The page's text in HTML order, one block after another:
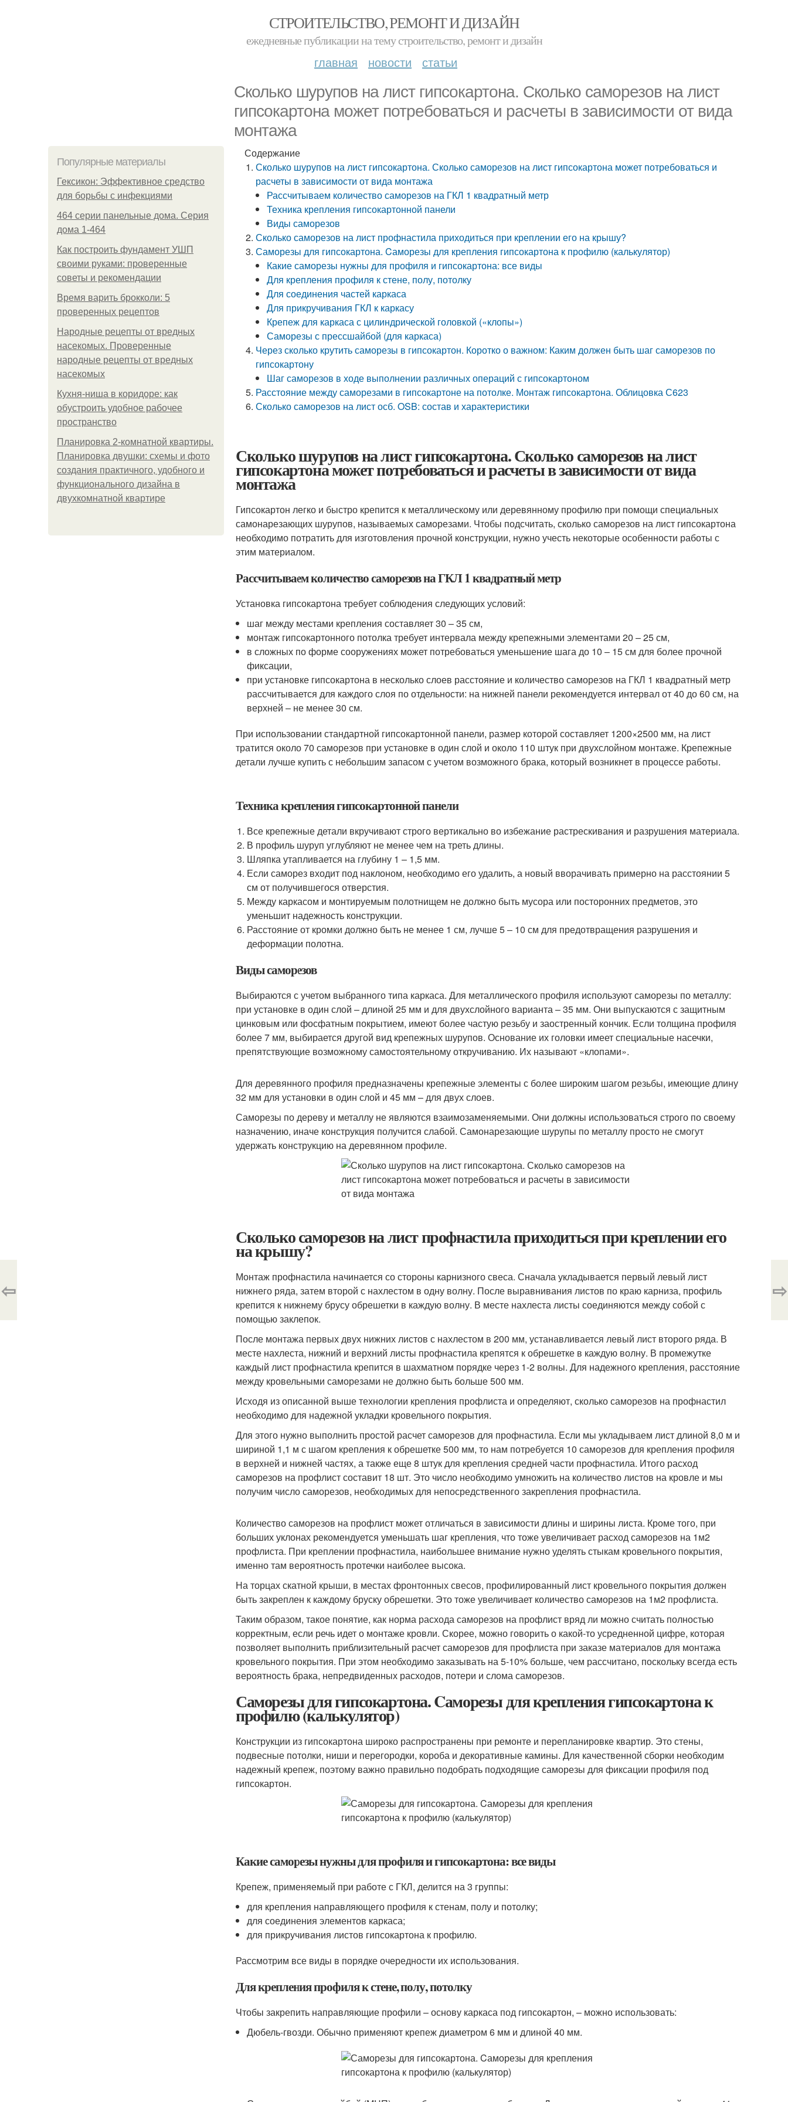
СТРОИТЕЛЬСТВО, РЕМОНТ И ДИЗАЙН
ежедневные публикации на тему строительство, ремонт и дизайн
главная новости статьи
Сколько шурупов на лист гипсокартона. Сколько саморезов на лист
гипсокартона может потребоваться и расчеты в зависимости от вида
монтажа
Популярные материалы
Гексикон: Эффективное средство
для борьбы с инфекциями
464 серии панельные дома. Серия
дома 1-464
Как построить фундамент УШП
своими руками: проверенные
советы и рекомендации
Время варить брокколи: 5
проверенных рецептов
Народные рецепты от вредных
насекомых. Проверенные
народные рецепты от вредных
насекомых
Кухня-ниша в коридоре: как
обустроить удобное рабочее
пространство
Планировка 2-комнатной квартиры.
Планировка двушки: схемы и фото
создания практичного, удобного и
функционального дизайна в
двухкомнатной квартире
Содержание
Сколько шурупов на лист гипсокартона. Сколько саморезов на лист гипсокартона может потребоваться и
расчеты в зависимости от вида монтажа
Рассчитываем количество саморезов на ГКЛ 1 квадратный метр
Техника крепления гипсокартонной панели
Виды саморезов
Сколько саморезов на лист профнастила приходиться при креплении его на крышу?
Саморезы для гипсокартона. Cаморезы для крепления гипсокартона к профилю (калькулятор)
Какие саморезы нужны для профиля и гипсокартона: все виды
Для крепления профиля к стене, полу, потолку
Для соединения частей каркаса
Для прикручивания ГКЛ к каркасу
Крепеж для каркаса с цилиндрической головкой («клопы»)
Саморезы с прессшайбой (для каркаса)
Через сколько крутить саморезы в гипсокартон. Коротко о важном: Каким должен быть шаг саморезов по
гипсокартону
Шаг саморезов в ходе выполнении различных операций с гипсокартоном
Расстояние между саморезами в гипсокартоне на потолке. Монтаж гипсокартона. Облицовка С623
Сколько саморезов на лист осб. OSB: состав и характеристики
Сколько шурупов на лист гипсокартона. Сколько саморезов на лист
гипсокартона может потребоваться и расчеты в зависимости от вида
монтажа
Гипсокартон легко и быстро крепится к металлическому или деревянному профилю при помощи специальных
самонарезающих шурупов, называемых саморезами. Чтобы подсчитать, сколько саморезов на лист гипсокартона
необходимо потратить для изготовления прочной конструкции, нужно учесть некоторые особенности работы с
этим материалом.
Рассчитываем количество саморезов на ГКЛ 1 квадратный метр
Установка гипсокартона требует соблюдения следующих условий:
шаг между местами крепления составляет 30 – 35 см,
монтаж гипсокартонного потолка требует интервала между крепежными элементами 20 – 25 см,
в сложных по форме сооружениях может потребоваться уменьшение шага до 10 – 15 см для более прочной
фиксации,
при установке гипсокартона в несколько слоев расстояние и количество саморезов на ГКЛ 1 квадратный метр
рассчитывается для каждого слоя по отдельности: на нижней панели рекомендуется интервал от 40 до 60 см, на
верхней – не менее 30 см.
При использовании стандартной гипсокартонной панели, размер которой составляет 1200×2500 мм, на лист
тратится около 70 саморезов при установке в один слой и около 110 штук при двухслойном монтаже. Крепежные
детали лучше купить с небольшим запасом с учетом возможного брака, который возникнет в процессе работы.
Техника крепления гипсокартонной панели
Все крепежные детали вкручивают строго вертикально во избежание растрескивания и разрушения материала.
В профиль шуруп углубляют не менее чем на треть длины.
Шляпка утапливается на глубину 1 – 1,5 мм.
Если саморез входит под наклоном, необходимо его удалить, а новый вворачивать примерно на расстоянии 5
см от получившегося отверстия.
Между каркасом и монтируемым полотнищем не должно быть мусора или посторонних предметов, это
уменьшит надежность конструкции.
Расстояние от кромки должно быть не менее 1 см, лучше 5 – 10 см для предотвращения разрушения и
деформации полотна.
Виды саморезов
Выбираются с учетом выбранного типа каркаса. Для металлического профиля используют саморезы по металлу:
при установке в один слой – длиной 25 мм и для двухслойного варианта – 35 мм. Они выпускаются с защитным
цинковым или фосфатным покрытием, имеют более частую резьбу и заостренный кончик. Если толщина профиля
более 7 мм, выбирается другой вид крепежных шурупов. Основание их головки имеет специальные насечки,
препятствующие возможному самостоятельному откручиванию. Их называют «клопами».
Для деревянного профиля предназначены крепежные элементы с более широким шагом резьбы, имеющие длину
32 мм для установки в один слой и 45 мм – для двух слоев.
Саморезы по дереву и металлу не являются взаимозаменяемыми. Они должны использоваться строго по своему
назначению, иначе конструкция получится слабой. Самонарезающие шурупы по металлу просто не смогут
удержать конструкцию на деревянном профиле.
Сколько саморезов на лист профнастила приходиться при креплении его
на крышу?
Монтаж профнастила начинается со стороны карнизного свеса. Сначала укладывается первый левый лист
нижнего ряда, затем второй с нахлестом в одну волну. После выравнивания листов по краю карниза, профиль
крепится к нижнему брусу обрешетки в каждую волну. В месте нахлеста листы соединяются между собой с
помощью заклепок.
После монтажа первых двух нижних листов с нахлестом в 200 мм, устанавливается левый лист второго ряда. В
месте нахлеста, нижний и верхний листы профнастила крепятся к обрешетке в каждую волну. В промежутке
каждый лист профнастила крепится в шахматном порядке через 1-2 волны. Для надежного крепления, расстояние
между кровельными саморезами не должно быть больше 500 мм.
Исходя из описанной выше технологии крепления профлиста и определяют, сколько саморезов на профнастил
необходимо для надежной укладки кровельного покрытия.
Для этого нужно выполнить простой расчет саморезов для профнастила. Если мы укладываем лист длиной 8,0 м и
шириной 1,1 м с шагом крепления к обрешетке 500 мм, то нам потребуется 10 саморезов для крепления профиля
в верхней и нижней частях, а также еще 8 штук для крепления средней части профнастила. Итого расход
саморезов на профлист составит 18 шт. Это число необходимо умножить на количество листов на кровле и мы
получим число саморезов, необходимых для непосредственного закрепления профнастила.
Количество саморезов на профлист может отличаться в зависимости длины и ширины листа. Кроме того, при
больших уклонах рекомендуется уменьшать шаг крепления, что тоже увеличивает расход саморезов на 1м2
профлиста. При креплении профнастила, наибольшее внимание нужно уделять стыкам кровельного покрытия,
именно там вероятность протечки наиболее высока.
На торцах скатной крыши, в местах фронтонных свесов, профилированный лист кровельного покрытия должен
быть закреплен к каждому бруску обрешетки. Это тоже увеличивает количество саморезов на 1м2 профлиста.
Таким образом, такое понятие, как норма расхода саморезов на профлист вряд ли можно считать полностью
корректным, если речь идет о монтаже кровли. Скорее, можно говорить о какой-то усредненной цифре, которая
позволяет выполнить приблизительный расчет саморезов для профлиста при заказе материалов для монтажа
кровельного покрытия. При этом необходимо заказывать на 5-10% больше, чем рассчитано, поскольку всегда есть
вероятность брака, непредвиденных расходов, потери и слома саморезов.
Саморезы для гипсокартона. Cаморезы для крепления гипсокартона к
профилю (калькулятор)
Конструкции из гипсокартона широко распространены при ремонте и перепланировке квартир. Это стены,
подвесные потолки, ниши и перегородки, короба и декоративные камины. Для качественной сборки необходим
надежный крепеж, поэтому важно правильно подобрать подходящие саморезы для фиксации профиля под
гипсокартон.
Какие саморезы нужны для профиля и гипсокартона: все виды
Крепеж, применяемый при работе с ГКЛ, делится на 3 группы:
для крепления направляющего профиля к стенам, полу и потолку;
для соединения элементов каркаса;
для прикручивания листов гипсокартона к профилю.
Рассмотрим все виды в порядке очередности их использования.
Для крепления профиля к стене, полу, потолку
Чтобы закрепить направляющие профили – основу каркаса под гипсокартон, – можно использовать:
Дюбель-гвозди. Обычно применяют крепеж диаметром 6 мм и длиной 40 мм.
⇦ ⇨